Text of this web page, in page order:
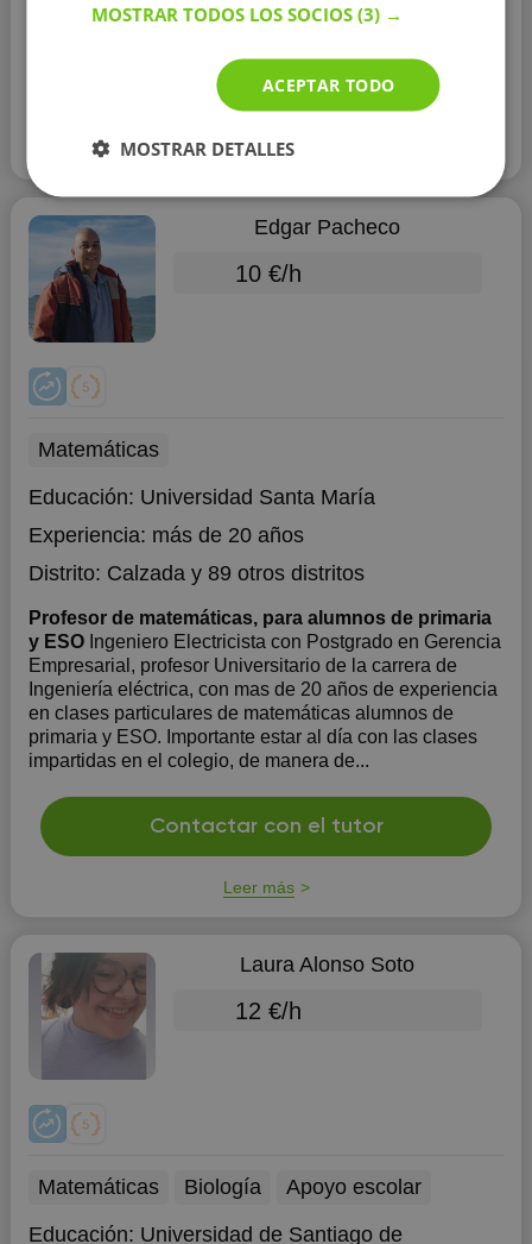
alumnos conecten más con estas asignaturas.
Mostrar más
Contactar con el tutor
Leer más
Edgar Pacheco
10 €/h
Matemáticas
Educación: Universidad Santa María
Experiencia: más de 20 años
Distrito: Calzaday 89 otros distritos
Profesor de matemáticas, para alumnos de primaria
y ESO Ingeniero Electricista con Postgrado en Gerencia
Empresarial, profesor Universitario de la carrera de
Ingeniería eléctrica, con mas de 20 años de experiencia
en clases particulares de matemáticas alumnos de
primaria y ESO. Importante estar al día con las clases
impartidas en el colegio, de manera de...
Contactar con el tutor
Leer más
Laura Alonso Soto
12 €/h
Matemáticas Biología
Apoyo escolar
Educación: Universidad de Santiago de
MOSTRAR TODOS LOS SOCIOS(3) →
ACEPTAR TODO
MOSTRAR DETALLES